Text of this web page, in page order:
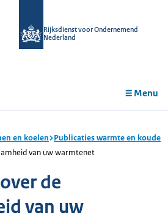
Rijksdienst voor Ondernemend
Nederland
Menu
en koelen Publicaties warmte en koude
van uw warmtenet
de
van uw